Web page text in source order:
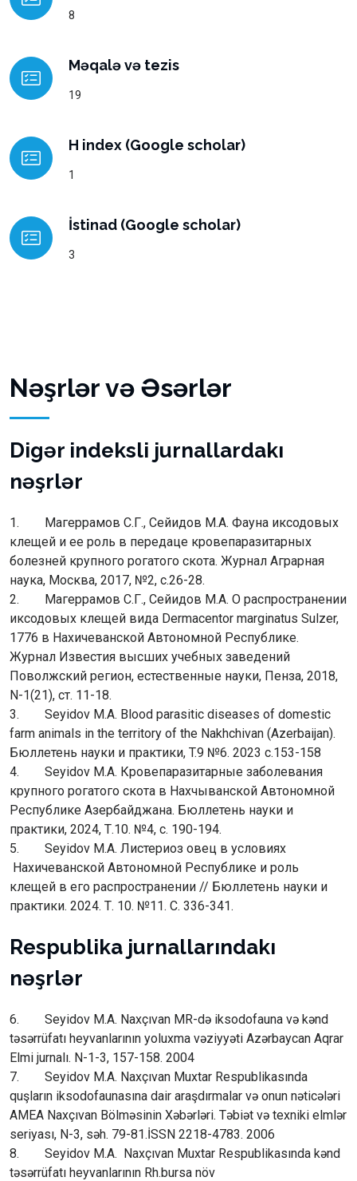
8
Məqalə və tezis
19
H index (Google scholar)
1
İstinad (Google scholar)
3
Nəşrlər və Əsərlər
Digər indeksli jurnallardakı
nəşrlər
1. Maгеррамов С.Г., Сейидов М.А. Фауна иксодовых
клещей и ее роль в передаце кровепаразитарных
болезней крупного рогатого скота. Журнал Аграрная
наука, Москва, 2017, №2, с.26-28.
2. Maгеррамов С.Г., Сейидов М.А. О распространении
иксодовых клещей вида Dermacentor marginatus Sulzer,
1776 в Нахичеванской Автономной Республике.
Журнал Известия высших учебных заведений
Поволжский регион, естественные науки, Пенза, 2018,
N-1(21), ст. 11-18.
3. Seyidov M.A. Blood parasitic diseases of domestic
farm animals in the territory of the Nakhchivan (Azerbaijan).
Бюллетень науки и практики, T.9 №6. 2023 c.153-158
4. Seyidov M.A. Кровепаразитарные заболевания
крупного рогатого скота в Нахчыванской Автономной
Республике Азербайджана. Бюллетень науки и
практики, 2024, Т.10. №4, с. 190-194.
5. Seyidov M.A. Листериоз овец в условиях
Нахичеванской Автономной Республике и роль
клещей в его распространении // Бюллетень науки и
практики. 2024. Т. 10. №11. С. 336-341.
Respublika jurnallarındakı
nəşrlər
6. Seyidov M.A. Naxçıvan MR-də iksodofauna və kənd
təsərrüfatı heyvanlarının yoluxma vəziyyəti Azərbaycan Aqrar
Elmi jurnalı. N-1-3, 157-158. 2004
7. Seyidov M.A. Naxçıvan Muxtar Respublikasında
quşların iksodofaunasına dair araşdırmalar və onun nəticələri
AMEA Naxçıvan Bölməsinin Xəbərləri. Təbiət və texniki elmlər
seriyası, N-3, səh. 79-81.İSSN 2218-4783. 2006
8. Seyidov M.A. Naxçıvan Muxtar Respublikasında kənd
təsərrüfatı heyvanlarının Rh.bursa növ